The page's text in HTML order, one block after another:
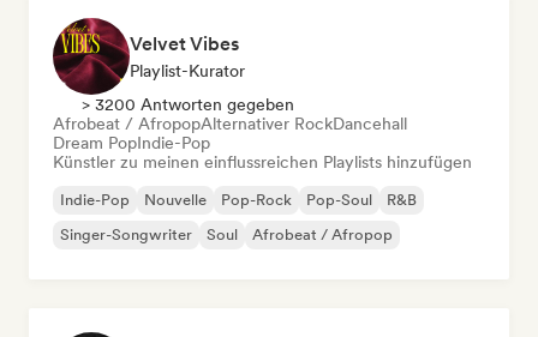
Velvet Vibes
Playlist-Kurator
> 3200 Antworten gegeben
Afrobeat / AfropopAlternativer RockDancehall
Dream PopIndie-Pop
Künstler zu meinen einflussreichen Playlists hinzufügen
Indie-Pop Nouvelle Pop-Rock Pop-Soul
R&B
Singer-Songwriter
Soul Afrobeat / Afropop